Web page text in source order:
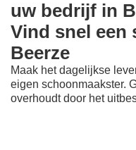
uw bedrijf in
Vind snel een
Beerze
Maak het dagelijkse
eigen schoonmaakster.
overhoudt door het